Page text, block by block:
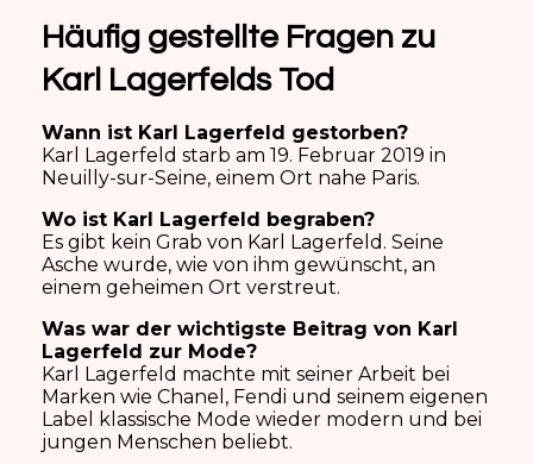
Häufig gestellte Fragen zu
Karl Lagerfelds Tod
Wann ist Karl Lagerfeld gestorben?
Karl Lagerfeld starb am 19. Februar 2019 in
Neuilly-sur-Seine, einem Ort nahe Paris.
Wo ist Karl Lagerfeld begraben?
Es gibt kein Grab von Karl Lagerfeld. Seine
Asche wurde, wie von ihm gewünscht, an
einem geheimen Ort verstreut.
Was war der wichtigste Beitrag von Karl
Lagerfeld zur Mode?
Karl Lagerfeld machte mit seiner Arbeit bei
Marken wie Chanel, Fendi und seinem eigenen
Label klassische Mode wieder modern und bei
jungen Menschen beliebt.